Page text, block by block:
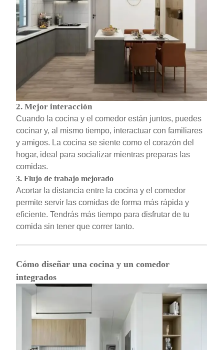
2. Mejor interacción
Cuando la cocina y el comedor están juntos, puedes
cocinar y, al mismo tiempo, interactuar con familiares
y amigos. La cocina se siente como el corazón del
hogar, ideal para socializar mientras preparas las
comidas.
3. Flujo de trabajo mejorado
Acortar la distancia entre la cocina y el comedor
permite servir las comidas de forma más rápida y
eficiente. Tendrás más tiempo para disfrutar de tu
comida sin tener que correr tanto.
Cómo diseñar una cocina y un comedor
integrados